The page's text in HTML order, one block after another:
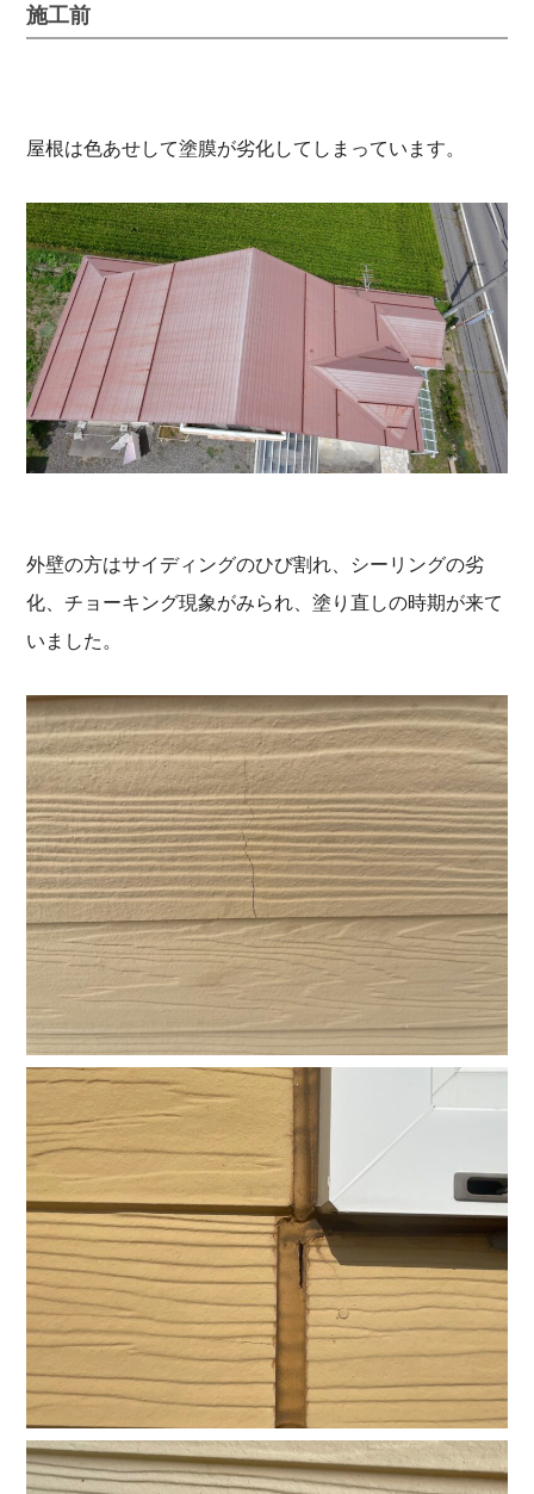
施工前
屋根は色あせして塗膜が劣化してしまっています。
外壁の方はサイディングのひび割れ、シーリングの劣
化、チョーキング現象がみられ、塗り直しの時期が来て
いました。